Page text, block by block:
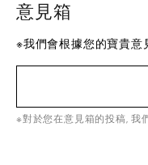
意見箱
※我們會根據您的寶貴意
※對於您在意見箱的投稿, 我